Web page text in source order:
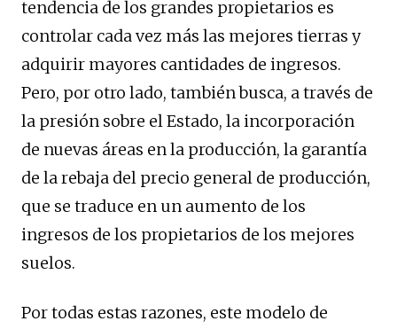
tendencia de los grandes propietarios es
controlar cada vez más las mejores tierras y
adquirir mayores cantidades de ingresos.
Pero, por otro lado, también busca, a través de
la presión sobre el Estado, la incorporación
de nuevas áreas en la producción, la garantía
de la rebaja del precio general de producción,
que se traduce en un aumento de los
ingresos de los propietarios de los mejores
suelos.
Por todas estas razones, este modelo de